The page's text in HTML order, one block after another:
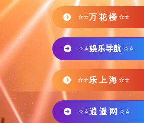
⭐⭐万 花 楼 ⭐⭐
⭐⭐娱乐导航 ⭐⭐
⭐⭐乐 上 海 ⭐⭐
⭐⭐逍 遥 网 ⭐⭐